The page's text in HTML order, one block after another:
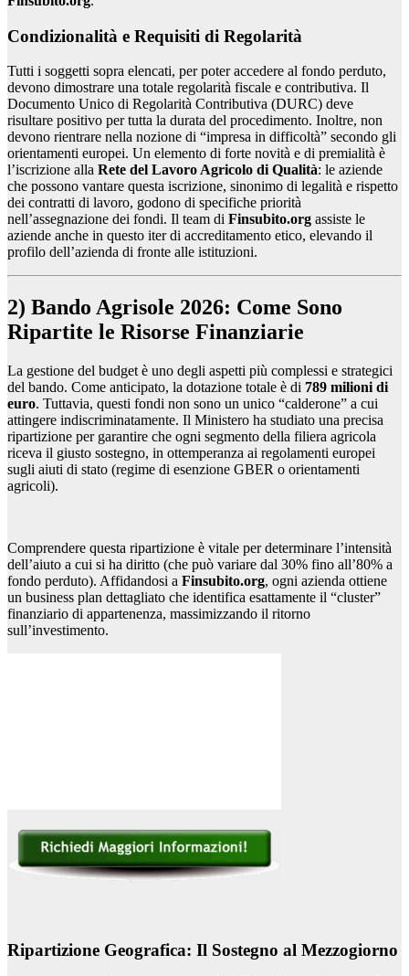
Condizionalità e Requisiti di Regolarità
Tutti i soggetti sopra elencati, per poter accedere al fondo perduto,
devono dimostrare una totale regolarità fiscale e contributiva. Il
Documento Unico di Regolarità Contributiva (DURC) deve
risultare positivo per tutta la durata del procedimento. Inoltre, non
devono rientrare nella nozione di “impresa in difficoltà” secondo gli
orientamenti europei. Un elemento di forte novità e di premialità è
l’iscrizione alla Rete del Lavoro Agricolo di Qualità: le aziende
che possono vantare questa iscrizione, sinonimo di legalità e rispetto
dei contratti di lavoro, godono di specifiche priorità
nell’assegnazione dei fondi. Il team di Finsubito.org assiste le
aziende anche in questo iter di accreditamento etico, elevando il
profilo dell’azienda di fronte alle istituzioni.
2) Bando Agrisole 2026: Come Sono
Ripartite le Risorse Finanziarie
La gestione del budget è uno degli aspetti più complessi e strategici
del bando. Come anticipato, la dotazione totale è di 789 milioni di
euro. Tuttavia, questi fondi non sono un unico “calderone” a cui
attingere indiscriminatamente. Il Ministero ha studiato una precisa
ripartizione per garantire che ogni segmento della filiera agricola
riceva il giusto sostegno, in ottemperanza ai regolamenti europei
sugli aiuti di stato (regime di esenzione GBER o orientamenti
agricoli).
Comprendere questa ripartizione è vitale per determinare l’intensità
dell’aiuto a cui si ha diritto (che può variare dal 30% fino all’80% a
fondo perduto). Affidandosi a Finsubito.org, ogni azienda ottiene
un business plan dettagliato che identifica esattamente il “cluster”
finanziario di appartenenza, massimizzando il ritorno
sull’investimento.
Ripartizione Geografica: Il Sostegno al Mezzogiorno